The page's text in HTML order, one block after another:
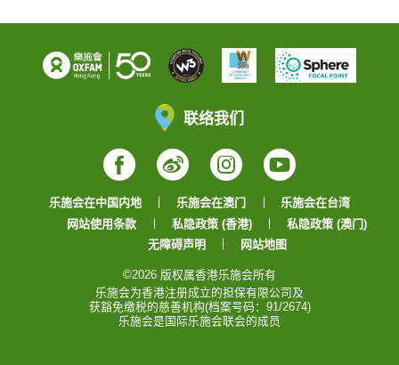
联络我们
Facebook
WeiboInstagram
YouTube
乐施会在中国内地 乐施会在澳门
乐施会在台湾
网站使用条款
私隐政策 (香港)
私隐政策 (澳门)
无障碍声明
网站地图
©2026 版权属香港乐施会所有
乐施会为香港注册成立的担保有限公司及
获豁免缴税的慈善机构(档案号码：91/2674)
乐施会是国际乐施会联会的成员